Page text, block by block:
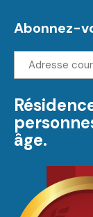
Abonnez-
Adresse
courriel:
âge.